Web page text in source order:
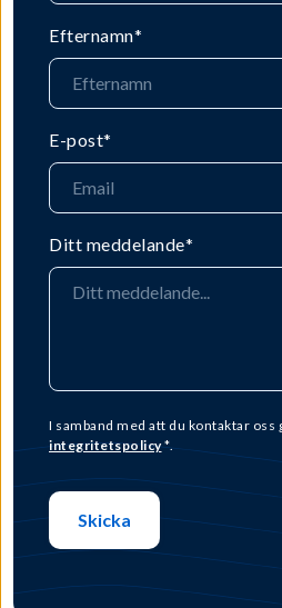
Efternamn*
E-post*
Ditt meddelande*
I samband med att du kontaktar oss
integritetspolicy*.